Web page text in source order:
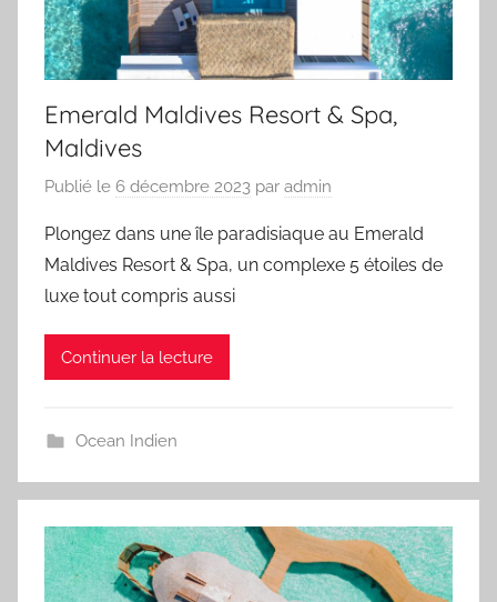
Emerald Maldives Resort & Spa,
Maldives
Publié le 6 décembre 2023 par admin
Plongez dans une île paradisiaque au Emerald
Maldives Resort & Spa, un complexe 5 étoiles de
luxe tout compris aussi
Continuer la lecture
Ocean Indien